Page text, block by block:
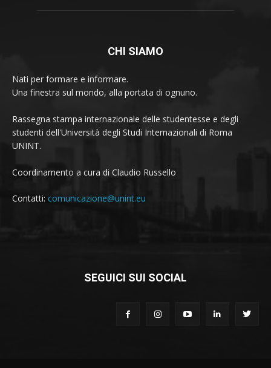
CHI SIAMO
Nati per formare e informare.
Una finestra sul mondo, alla portata di ognuno.
Rassegna stampa internazionale delle studentesse e degli
studenti dell'Università degli Studi Internazionali di Roma
UNINT.
Coordinamento a cura di Claudio Russello
Contatti: comunicazione@unint.eu
SEGUICI SUI SOCIAL